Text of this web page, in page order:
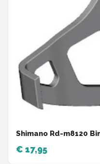
Shimano Rd-m8120
€ 17,95